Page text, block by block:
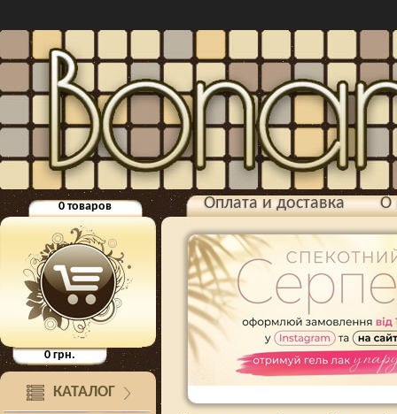
0товаров
0грн.
КАТАЛОГ
Оплата и доставка О